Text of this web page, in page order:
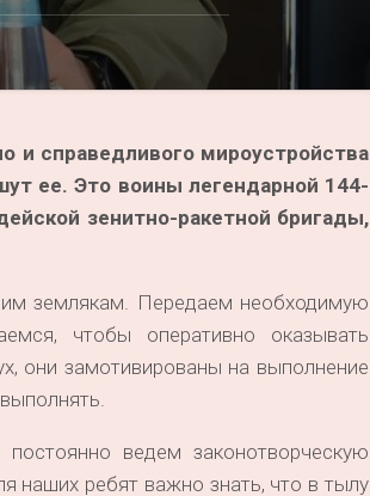
и справедливого мироустройства
ее. Это воины легендарной 144-
зенитно-ракетной бригады,
землякам. Передаем необходимую
чтобы оперативно оказывать
они замотивированы на выполнение
ведем законотворческую
наших ребят важно знать, что в тылу